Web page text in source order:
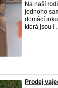
Na naší
jednoho
domácí
která jsou i
Prodej